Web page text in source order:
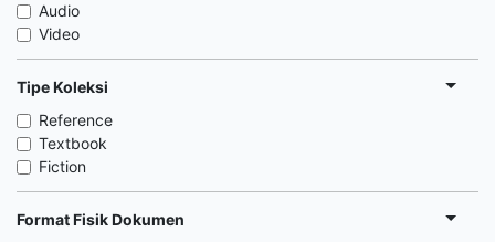
Audio
Video
Tipe Koleksi
Reference
Textbook
Fiction
Format Fisik Dokumen